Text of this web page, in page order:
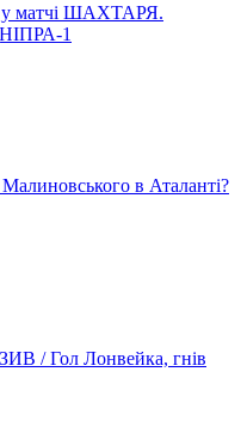
у матчі ШАХТАРЯ.
1
в Аталанті?
/ Гол Лонвейка, гнів